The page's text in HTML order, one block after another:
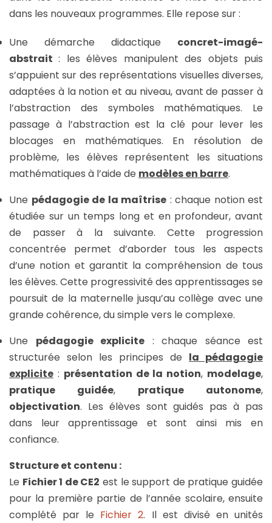
dans les nouveaux programmes. Elle repose sur :
Une démarche didactique concret-imagé-
abstrait: les élèves manipulent des objets puis
s’appuient sur des représentations visuelles diverses,
adaptées à la notion et au niveau, avant de passer à
l’abstraction des symboles mathématiques. Le
passage à l’abstraction est la clé pour lever les
blocages en mathématiques. En résolution de
problème, les élèves représentent les situations
mathématiques à l’aide de modèles en barre.
Une pédagogie de la maîtrise : chaque notion est
étudiée sur un temps long et en profondeur, avant
de passer à la suivante. Cette progression
concentrée permet d’aborder tous les aspects
d’une notion et garantit la compréhension de tous
les élèves. Cette progressivité des apprentissages se
poursuit de la maternelle jusqu’au collège avec une
grande cohérence, du simple vers le complexe.
Une pédagogie explicite : chaque séance est
structurée selon les principes de la pédagogie
explicite : présentation de la notion, modelage,
pratique guidée, pratique autonome,
objectivation. Les élèves sont guidés pas à pas
dans leur apprentissage et sont ainsi mis en
confiance.
Structure et contenu :
Le Fichier 1 de CE2 est le support de pratique guidée
pour la première partie de l’année scolaire, ensuite
complété par le Fichier 2. Il est divisé en unités